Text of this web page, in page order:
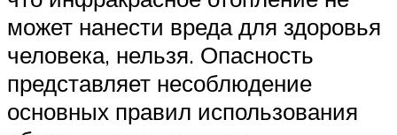
может нанести вреда для здоровья
человека, нельзя. Опасность
представляет несоблюдение
основных правил использования